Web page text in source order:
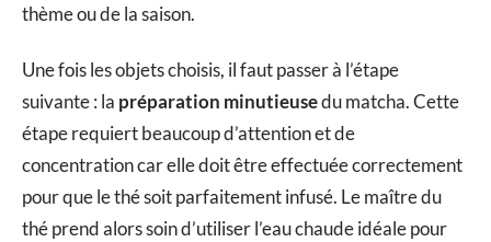
thème ou de la saison.
Une fois les objets choisis, il faut passer à l’étape
suivante : la préparation minutieusedu matcha. Cette
étape requiert beaucoup d’attention et de
concentration car elle doit être effectuée correctement
pour que le thé soit parfaitement infusé. Le maître du
thé prend alors soin d’utiliser l’eau chaude idéale pour